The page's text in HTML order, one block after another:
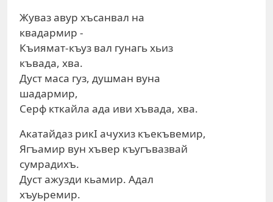
Жуваз авур хъсанвал на
квадармир -
Къиямат-къуз вал гунагь хьиз
къвада, хва.
Дуст маса гуз, душман вуна
шадармир,
Серф кткайла ада иви хъвада, хва.
Акатайдаз рикI ачухиз къекъвемир,
Ягъамир вун хъвер къугъвазвай
сумрадихъ.
Дуст ажузди кьамир. Адал
хъуьремир.